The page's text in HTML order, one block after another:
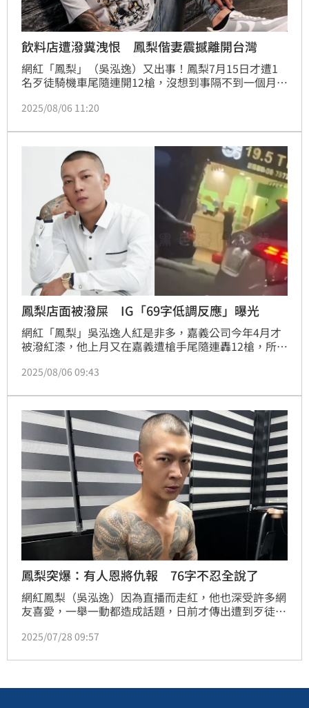
飲料店遭潑糞洩恨 鳳梨偕妻震撼離開台灣
網紅「鳳梨」（吳泓逸）又出事！鳳梨7月15日才遭1
名歹徒騎機車尾隨連開12槍，沒想到事隔不到一個月，
「19.5TEA」遭黑衣人潑糞伺候。對此，鳳梨本人尚未
影片，疑似離開台灣。
2025/08/06 11:20
鳳梨店面被潑屎 IG「69字低調反應」曝光
網紅「鳳梨」吳泓逸人紅是非多，嘉義公司今年4月才
被潑紅漆，他上月又在嘉義遭槍手尾隨連轟12槍，所幸
的飲料店「19.5TEA」今（6）日凌晨遭黑衣人潑灑穢
新。
2025/08/06 09:43
鳳梨突爆：有人恩將仇報 76字不忍全說了
網紅鳳梨（吳泓逸）因為直播而走紅，他也深受許多網
友喜愛，一舉一動都造成話題，日前才傳出遭到歹徒鎖
吊點滴的畫面，昨則表示要「刪除不重要的人」。
2025/07/28 09:57